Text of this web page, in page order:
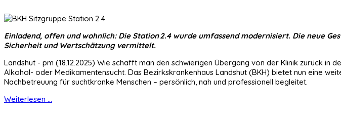
Einladend, offen und wohnlich: Die Station 2.4 wurde umfassend modernisiert. Die neue
Sicherheit und Wertschätzung vermittelt.
Landshut - pm (18.12.2025) Wie schafft man den schwierigen Übergang von der Klinik zurück in
Alkohol- oder Medikamentensucht. Das Bezirkskrankenhaus Landshut (BKH) bietet nun eine
Nachbetreuung für suchtkranke Menschen – persönlich, nah und professionell begleitet.
Weiterlesen ...